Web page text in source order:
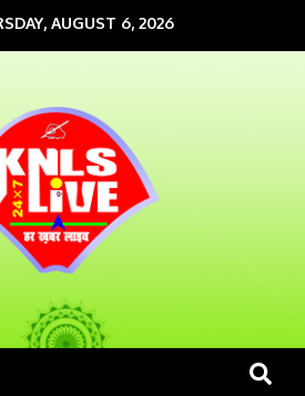
AUGUST 6, 2026
Portal